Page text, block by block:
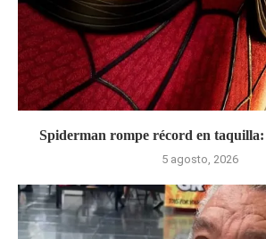
Spiderman rompe récord en taquilla:
5 agosto, 2026